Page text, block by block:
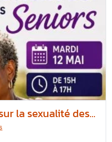
la sexualité des...